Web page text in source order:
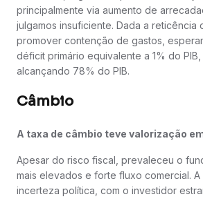
principalmente via aumento de
julgamos insuficiente. Dada a reticência
promover contenção de gastos,
déficit primário equivalente a 1% do
alcançando 78% do PIB.
Câmbio
A taxa de câmbio teve valorização
Apesar do risco fiscal, prevaleceu o
mais elevados e forte fluxo comercial.
incerteza política, com o investidor